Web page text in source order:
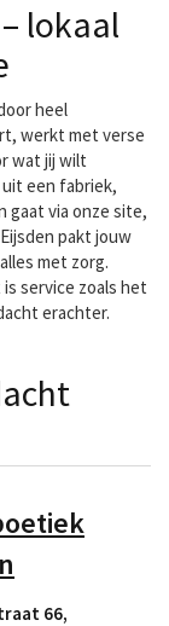
lokaal
heel
werkt met verse
wat jij wilt
een fabriek,
gaat via onze site,
pakt jouw
met zorg.
service zoals het
erachter.
66,